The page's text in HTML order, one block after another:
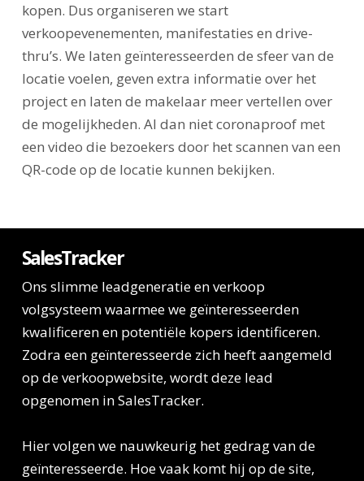
kopen. Dus organiseren we start
verkoopevenementen, manifestaties en drive-
thru’s. We laten geïnteresseerden de sfeer van de
locatie voelen, geven extra informatie over het
project en laten de makelaar meer vertellen over
de mogelijkheden. Al dan niet coronaproof met
een video die bezoekers door het scannen van een
QR-code op de locatie kunnen bekijken.
SalesTracker
Ons slimme leadgeneratie en verkoop
volgsysteem waarmee we geïnteresseerden
kwalificeren en potentiële kopers identificeren.
Zodra een geïnteresseerde zich heeft aangemeld
op de verkoopwebsite, wordt deze lead
opgenomen in SalesTracker.
Hier volgen we nauwkeurig het gedrag van de
geïnteresseerde. Hoe vaak komt hij op de site,